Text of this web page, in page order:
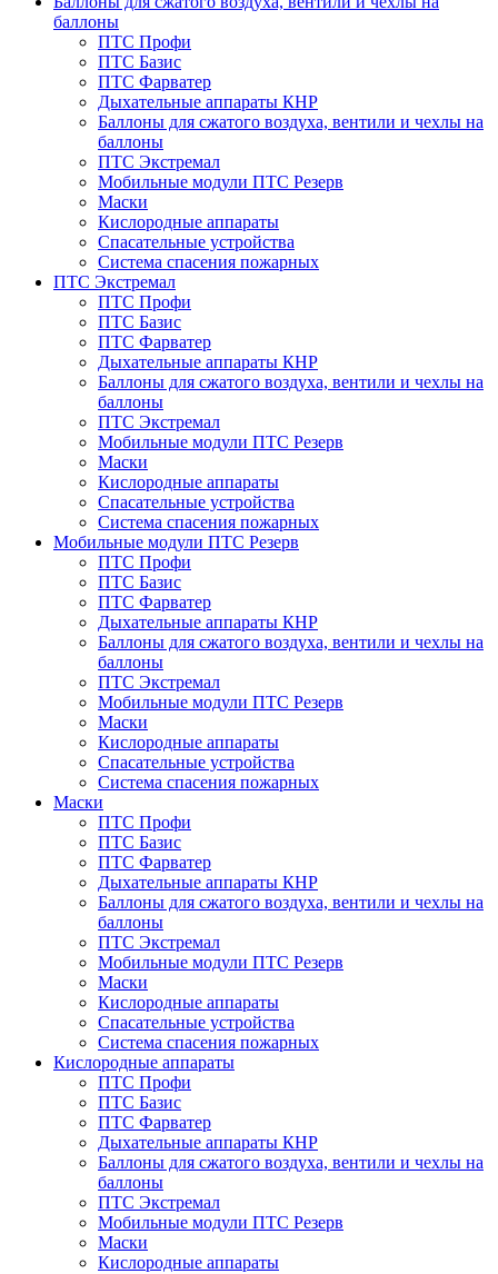
баллоны
ПТС Профи
ПТС Базис
ПТС Фарватер
Дыхательные аппараты КНР
Баллоны для сжатого воздуха, вентили и чехлы на
баллоны
ПТС Экстремал
Мобильные модули ПТС Резерв
Маски
Кислородные аппараты
Спасательные устройства
Система спасения пожарных
ПТС Экстремал
ПТС Профи
ПТС Базис
ПТС Фарватер
Дыхательные аппараты КНР
Баллоны для сжатого воздуха, вентили и чехлы на
баллоны
ПТС Экстремал
Мобильные модули ПТС Резерв
Маски
Кислородные аппараты
Спасательные устройства
Система спасения пожарных
Мобильные модули ПТС Резерв
ПТС Профи
ПТС Базис
ПТС Фарватер
Дыхательные аппараты КНР
Баллоны для сжатого воздуха, вентили и чехлы на
баллоны
ПТС Экстремал
Мобильные модули ПТС Резерв
Маски
Кислородные аппараты
Спасательные устройства
Система спасения пожарных
Маски
ПТС Профи
ПТС Базис
ПТС Фарватер
Дыхательные аппараты КНР
Баллоны для сжатого воздуха, вентили и чехлы на
баллоны
ПТС Экстремал
Мобильные модули ПТС Резерв
Маски
Кислородные аппараты
Спасательные устройства
Система спасения пожарных
Кислородные аппараты
ПТС Профи
ПТС Базис
ПТС Фарватер
Дыхательные аппараты КНР
Баллоны для сжатого воздуха, вентили и чехлы на
баллоны
ПТС Экстремал
Мобильные модули ПТС Резерв
Маски
Кислородные аппараты